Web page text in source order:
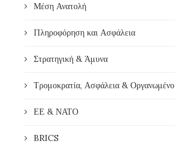
Μέση Ανατολή
Πληροφόρηση και Ασφάλεια
Στρατηγική & Άμυνα
Τρομοκρατία, Ασφάλεια &
ΕΕ & ΝΑΤΟ
BRICS